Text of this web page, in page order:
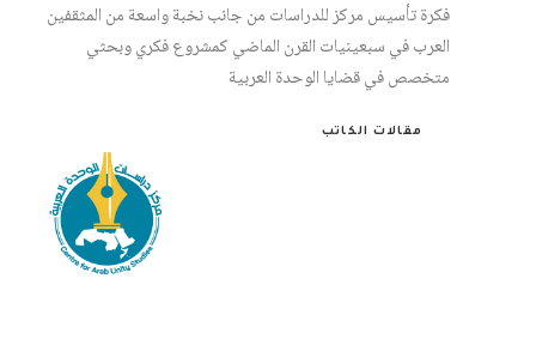
فكرة تأسيس مركز للدراسات من جانب نخبة واسعة من المثقفين
العرب في سبعينيات القرن الماضي كمشروع فكري وبحثي
متخصص في قضايا الوحدة العربية
مقالات الكاتب